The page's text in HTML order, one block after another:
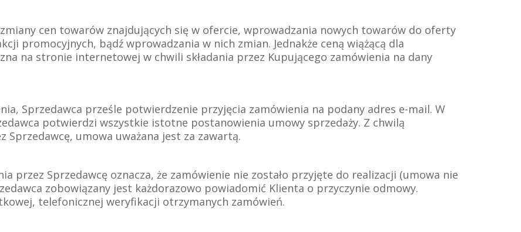
cen towarów znajdujących się w ofercie, wprowadzania nowych towarów do oferty
promocyjnych, bądź wprowadzania w nich zmian. Jednakże ceną wiążącą dla
na stronie internetowej w chwili składania przez Kupującego zamówienia na dany
Sprzedawca prześle potwierdzenie przyjęcia zamówienia na podany adres e-mail. W
potwierdzi wszystkie istotne postanowienia umowy sprzedaży. Z chwilą
umowa uważana jest za zawartą.
przez Sprzedawcę oznacza, że zamówienie nie zostało przyjęte do realizacji (umowa nie
zobowiązany jest każdorazowo powiadomić Klienta o przyczynie odmowy.
telefonicznej weryfikacji otrzymanych zamówień.